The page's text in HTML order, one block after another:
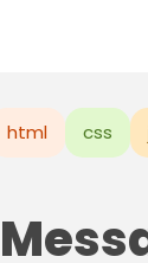
html css